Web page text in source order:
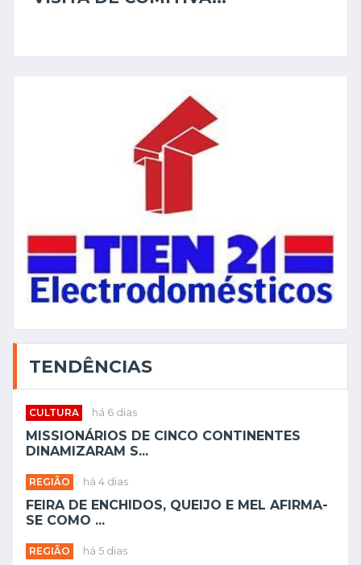
TENDÊNCIAS
CULTURA há 6 dias
MISSIONÁRIOS DE CINCO CONTINENTES
DINAMIZARAM S...
REGIÃO há 4 dias
FEIRA DE ENCHIDOS, QUEIJO E MEL AFIRMA-
SE COMO ...
REGIÃO há 5 dias